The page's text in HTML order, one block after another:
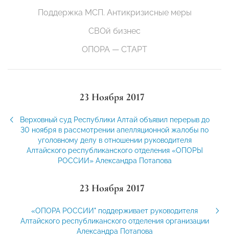
Поддержка МСП. Антикризисные меры
СВОй бизнес
ОПОРА — СТАРТ
23 Ноября 2017
Верховный суд Республики Алтай объявил перерыв до
30 ноября в рассмотрении апелляционной жалобы по
уголовному делу в отношении руководителя
Алтайского республиканского отделения «ОПОРЫ
РОССИИ» Александра Потапова
23 Ноября 2017
«ОПОРА РОССИИ" поддерживает руководителя
Алтайского республиканского отделения организации
Александра Потапова